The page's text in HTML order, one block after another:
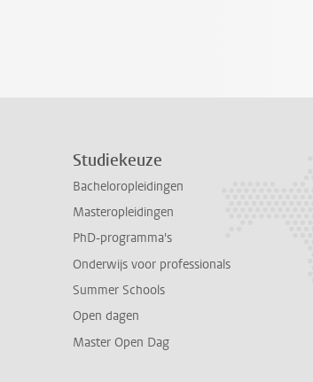
Studiekeuze
Bacheloropleidingen
Masteropleidingen
PhD-programma's
Onderwijs voor professionals
Summer Schools
Open dagen
Master Open Dag